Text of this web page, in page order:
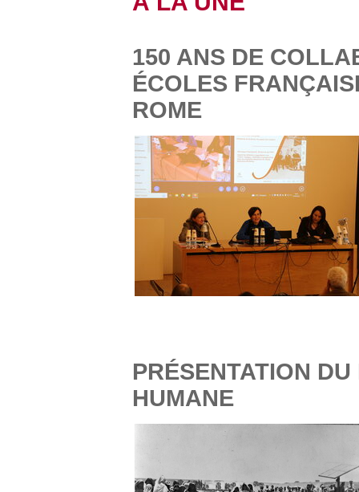
150 ANS DE
ÉCOLES
ROME
PRÉSENTATION
HUMANE